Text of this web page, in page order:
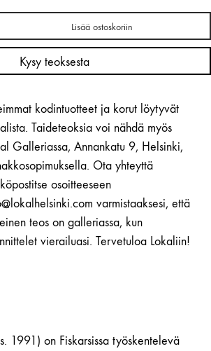
Lisää ostoskoriin
Kysy teoksesta
kodintuotteet ja korut löytyvät
Taideteoksia voi nähdä myös
Galleriassa, Annankatu 9, Helsinki,
Ota yhteyttä
osoitteeseen
varmistaaksesi, että
teos on galleriassa, kun
vierailuasi. Tervetuloa Lokaliin!
1991) on Fiskarsissa työskentelevä